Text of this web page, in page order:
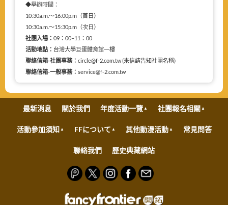
◆舉辦時間：
10:30a.m.～16:00p.m（首日）
10:30a.m.～15:30p.m（次日）
社團入場： 09：00–11：00
活動地點： 台灣大學巨蛋體育館一樓
聯絡信箱-社團事務： circle@f-2.com.tw (來信請告知社團名稱)
聯絡信箱-一般事務： service@f-2.com.tw
最新消息 關於我們 年度活動一覽 社團報名相關
活動參加須知 FFについて 其他動漫活動 常見問答
聯絡我們 歷史典藏網站